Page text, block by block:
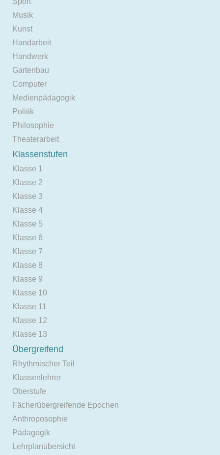
Musik
Kunst
Handarbeit
Handwerk
Gartenbau
Computer
Medienpädagogik
Politik
Philosophie
Theaterarbeit
Klassenstufen
Klasse 1
Klasse 2
Klasse 3
Klasse 4
Klasse 5
Klasse 6
Klasse 7
Klasse 8
Klasse 9
Klasse 10
Klasse 11
Klasse 12
Klasse 13
Übergreifend
Rhythmischer Teil
Klassenlehrer
Oberstufe
Fächerübergreifende Epochen
Anthroposophie
Pädagogik
Lehrplanübersicht